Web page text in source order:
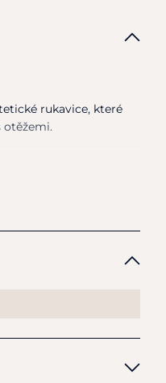
rukavice, které
otěžemi.